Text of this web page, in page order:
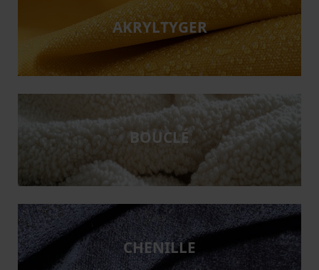
AKRYLTYGER
BOUCLÉ
CHENILLE